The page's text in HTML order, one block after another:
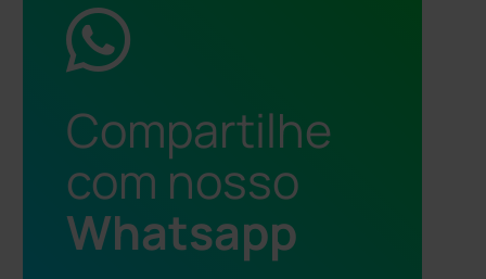
Compartilhe
com nosso
Whatsapp